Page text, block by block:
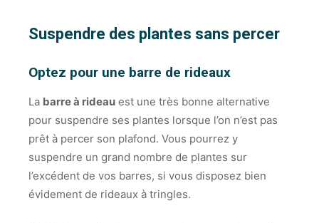
Suspendre des plantes sans percer
Optez pour une barre de rideaux
La barre à rideau est une très bonne alternative
pour suspendre ses plantes lorsque l’on n’est pas
prêt à percer son plafond. Vous pourrez y
suspendre un grand nombre de plantes sur
l’excédent de vos barres, si vous disposez bien
évidement de rideaux à tringles.